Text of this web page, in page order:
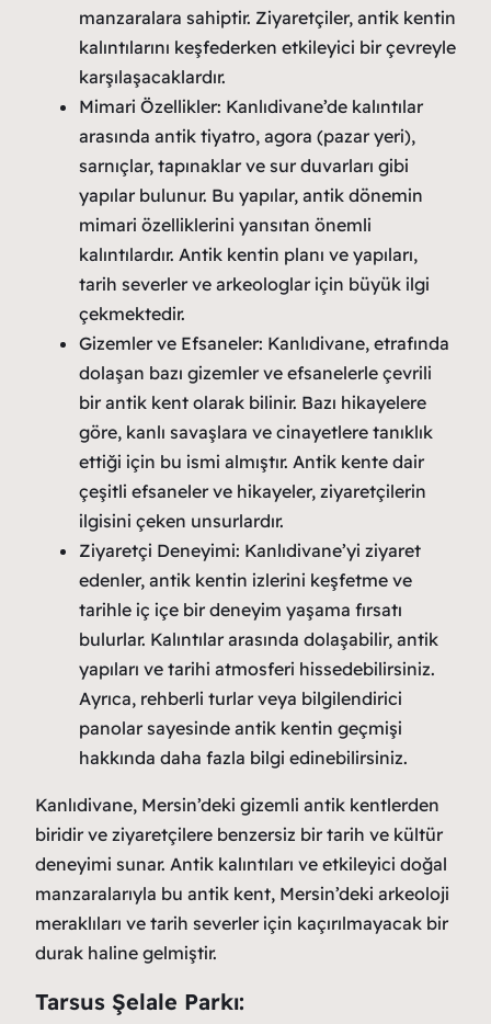
manzaralara sahiptir. Ziyaretçiler, antik kentin
kalıntılarını keşfederken etkileyici bir çevreyle
karşılaşacaklardır.
Mimari Özellikler: Kanlıdivane’de kalıntılar
arasında antik tiyatro, agora (pazar yeri),
sarnıçlar, tapınaklar ve sur duvarları gibi
yapılar bulunur. Bu yapılar, antik dönemin
mimari özelliklerini yansıtan önemli
kalıntılardır. Antik kentin planı ve yapıları,
tarih severler ve arkeologlar için büyük ilgi
çekmektedir.
Gizemler ve Efsaneler: Kanlıdivane, etrafında
dolaşan bazı gizemler ve efsanelerle çevrili
bir antik kent olarak bilinir. Bazı hikayelere
göre, kanlı savaşlara ve cinayetlere tanıklık
ettiği için bu ismi almıştır. Antik kente dair
çeşitli efsaneler ve hikayeler, ziyaretçilerin
ilgisini çeken unsurlardır.
Ziyaretçi Deneyimi: Kanlıdivane’yi ziyaret
edenler, antik kentin izlerini keşfetme ve
tarihle iç içe bir deneyim yaşama fırsatı
bulurlar. Kalıntılar arasında dolaşabilir, antik
yapıları ve tarihi atmosferi hissedebilirsiniz.
Ayrıca, rehberli turlar veya bilgilendirici
panolar sayesinde antik kentin geçmişi
hakkında daha fazla bilgi edinebilirsiniz.
Kanlıdivane, Mersin’deki gizemli antik kentlerden
biridir ve ziyaretçilere benzersiz bir tarih ve kültür
deneyimi sunar. Antik kalıntıları ve etkileyici doğal
manzaralarıyla bu antik kent, Mersin’deki arkeoloji
meraklıları ve tarih severler için kaçırılmayacak bir
durak haline gelmiştir.
Tarsus Şelale Parkı: